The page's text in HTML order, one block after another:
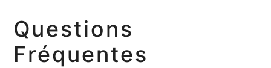
Questions
Fréquentes